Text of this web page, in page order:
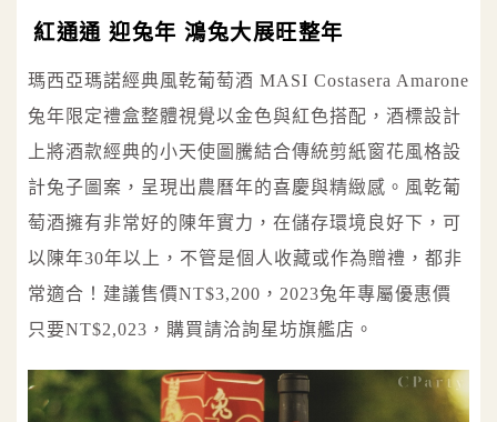
紅通通 迎兔年 鴻兔大展旺整年
瑪西亞瑪諾經典風乾葡萄酒 MASI Costasera Amarone
兔年限定禮盒整體視覺以金色與紅色搭配，酒標設計
上將酒款經典的小天使圖騰結合傳統剪紙窗花風格設
計兔子圖案，呈現出農曆年的喜慶與精緻感。風乾葡
萄酒擁有非常好的陳年實力，在儲存環境良好下，可
以陳年30年以上，不管是個人收藏或作為贈禮，都非
常適合！建議售價NT$3,200，2023兔年專屬優惠價
只要NT$2,023，購買請洽詢星坊旗艦店。